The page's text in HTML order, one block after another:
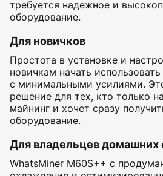
требуется надежное и
оборудование.
Для новичков
Простота в установке и
новичкам начать
с минимальными усилиями.
решение для тех, кто только
майнинг и хочет сразу
оборудование.
Для владельцев домашних
WhatsMiner M60S++ с